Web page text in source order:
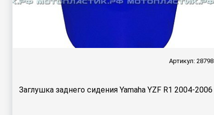
Артикул: 28798
Заглушка заднего сидения Yamaha YZF R1 2004-2006